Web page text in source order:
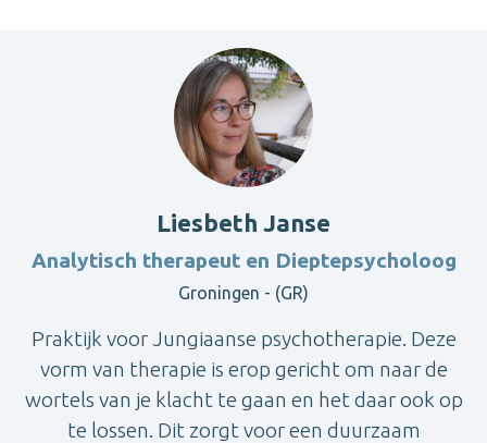
Liesbeth Janse
Analytisch therapeut en Dieptepsycholoog
Groningen - (GR)
Praktijk voor Jungiaanse psychotherapie. Deze
vorm van therapie is erop gericht om naar de
wortels van je klacht te gaan en het daar ook op
te lossen. Dit zorgt voor een duurzaam